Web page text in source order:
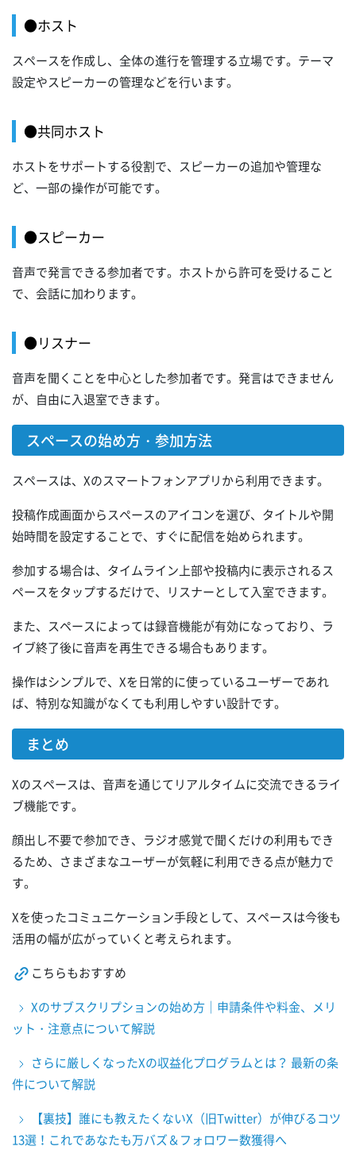
●ホスト
スペースを作成し、全体の進行を管理する立場です。テーマ
設定やスピーカーの管理などを行います。
●共同ホスト
ホストをサポートする役割で、スピーカーの追加や管理な
ど、一部の操作が可能です。
●スピーカー
音声で発言できる参加者です。ホストから許可を受けること
で、会話に加わります。
●リスナー
音声を聞くことを中心とした参加者です。発言はできません
が、自由に入退室できます。
スペースの始め方・参加方法
スペースは、Xのスマートフォンアプリから利用できます。
投稿作成画面からスペースのアイコンを選び、タイトルや開
始時間を設定することで、すぐに配信を始められます。
参加する場合は、タイムライン上部や投稿内に表示されるス
ペースをタップするだけで、リスナーとして入室できます。
また、スペースによっては録音機能が有効になっており、ラ
イブ終了後に音声を再生できる場合もあります。
操作はシンプルで、Xを日常的に使っているユーザーであれ
ば、特別な知識がなくても利用しやすい設計です。
まとめ
Xのスペースは、音声を通じてリアルタイムに交流できるライ
ブ機能です。
顔出し不要で参加でき、ラジオ感覚で聞くだけの利用もでき
るため、さまざまなユーザーが気軽に利用できる点が魅力で
す。
Xを使ったコミュニケーション手段として、スペースは今後も
活用の幅が広がっていくと考えられます。
こちらもおすすめ
Xのサブスクリプションの始め方｜申請条件や料金、メリ
ット・注意点について解説
さらに厳しくなったXの収益化プログラムとは？ 最新の条
件について解説
【裏技】誰にも教えたくないX（旧Twitter）が伸びるコツ
13選！これであなたも万バズ＆フォロワー数獲得へ